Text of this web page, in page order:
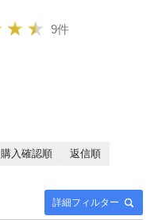
9件
詳細フィルター
購入確認順
返信順